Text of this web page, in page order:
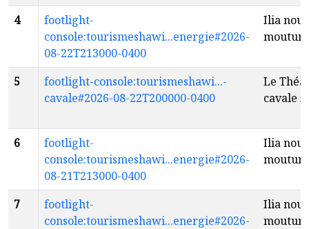
4
footlight-
console:tourismeshawi...energie#2026-
08-22T213000-0400
Ilia
mouture
5
footlight-console:tourismeshawi...-
cavale#2026-08-22T200000-0400
Le
cavale fr
6
footlight-
console:tourismeshawi...energie#2026-
08-21T213000-0400
Ilia
mouture
7
footlight-
console:tourismeshawi...energie#2026-
Ilia
mouture